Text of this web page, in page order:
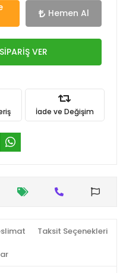
Hemen Al
VER
İade ve Değişim
Taksit Seçenekleri